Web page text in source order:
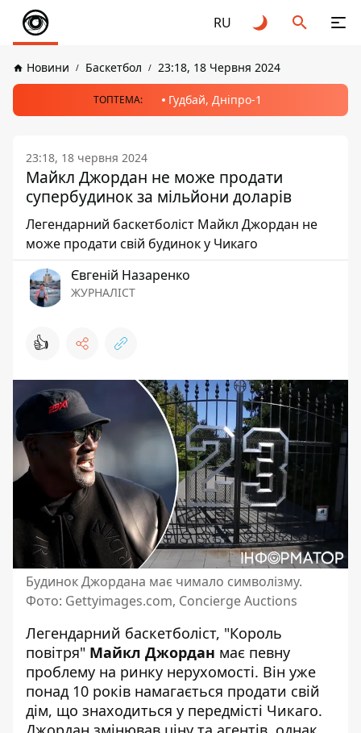
RU
Новини Баскетбол 23:18, 18 Червня 2024
ТОПТЕМА: Гудбай, Дніпро-1
23:18, 18 червня 2024
Майкл Джордан не може продати
супербудинок за мільйони доларів
Легендарний баскетболіст Майкл Джордан не
може продати свій будинок у Чикаго
Євгеній Назаренко
ЖУРНАЛІСТ
👍
Будинок Джордана має чимало символізму.
Фото: Gettyimages.com, Concierge Auctions
Легендарний баскетболіст, "Король
повітря" Майкл Джордан має певну
проблему на ринку нерухомості. Він уже
понад 10 років намагається продати свій
дім, що знаходиться у передмісті Чикаго.